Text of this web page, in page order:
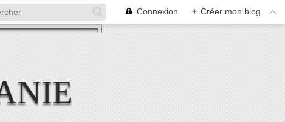
Connexion + Créer mon blog